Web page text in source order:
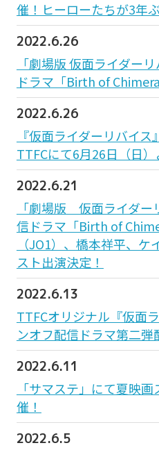
催！ヒーローたちが3年
2022.6.26
「劇場版 仮面ライダー
ドラマ「Birth of
2022.6.26
『仮面ライダーリバイ
TTFCにて6月26日（日）
2022.6.21
「劇場版 仮面ライダー
信ドラマ「Birth of
（JO1）、橋本祥平、
スト出演決定！
2022.6.13
TTFCオリジナル『仮面
ンオフ配信ドラマ第二弾
2022.6.11
「サマステ」にて夏映
催！
2022.6.5